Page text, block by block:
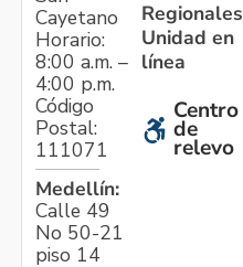
Cayetano
Horario:
8:00 a.m. –
4:00 p.m.
Código
Postal:
111071
Medellín:
Calle 49
No 50-21
piso 14
Regionales
Unidad en
línea
Centro
de
relevo